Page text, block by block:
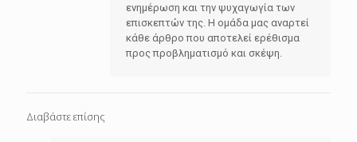
ενημέρωση και την ψυχαγωγία των
επισκεπτών της. Η ομάδα μας αναρτεί
κάθε άρθρο που αποτελεί ερέθισμα
προς προβληματισμό και σκέψη.
Διαβάστε επίσης